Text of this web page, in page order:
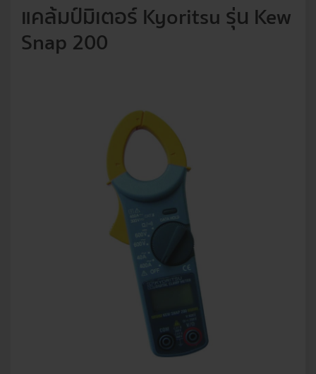
แคล้มป์มิเตอร์ Kyoritsu รุ่น Kew
Snap 200